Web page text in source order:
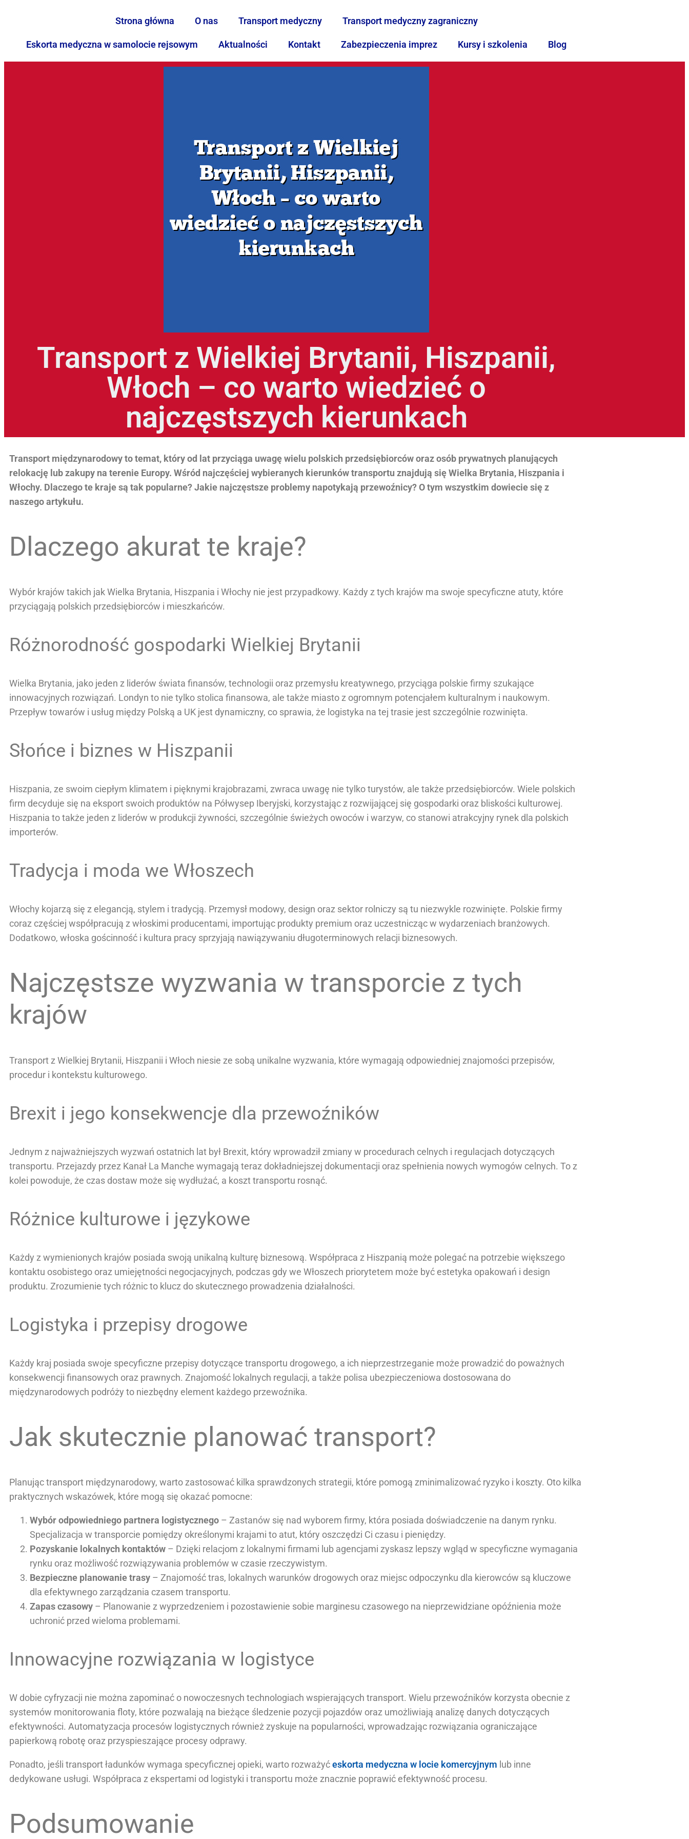
Strona główna O nas Transport medyczny Transport medyczny zagraniczny
Eskorta medyczna w samolocie rejsowym Aktualności Kontakt Zabezpieczenia imprez Kursy i szkolenia Blog
Transport z Wielkiej Brytanii, Hiszpanii,
Włoch – co warto wiedzieć o
najczęstszych kierunkach
Transport międzynarodowy to temat, który od lat przyciąga uwagę wielu polskich przedsiębiorców oraz osób prywatnych planujących
relokację lub zakupy na terenie Europy. Wśród najczęściej wybieranych kierunków transportu znajdują się Wielka Brytania, Hiszpania i
Włochy. Dlaczego te kraje są tak popularne? Jakie najczęstsze problemy napotykają przewoźnicy? O tym wszystkim dowiecie się z
naszego artykułu.
Dlaczego akurat te kraje?
Wybór krajów takich jak Wielka Brytania, Hiszpania i Włochy nie jest przypadkowy. Każdy z tych krajów ma swoje specyficzne atuty, które
przyciągają polskich przedsiębiorców i mieszkańców.
Różnorodność gospodarki Wielkiej Brytanii
Wielka Brytania, jako jeden z liderów świata finansów, technologii oraz przemysłu kreatywnego, przyciąga polskie firmy szukające
innowacyjnych rozwiązań. Londyn to nie tylko stolica finansowa, ale także miasto z ogromnym potencjałem kulturalnym i naukowym.
Przepływ towarów i usług między Polską a UK jest dynamiczny, co sprawia, że logistyka na tej trasie jest szczególnie rozwinięta.
Słońce i biznes w Hiszpanii
Hiszpania, ze swoim ciepłym klimatem i pięknymi krajobrazami, zwraca uwagę nie tylko turystów, ale także przedsiębiorców. Wiele polskich
firm decyduje się na eksport swoich produktów na Półwysep Iberyjski, korzystając z rozwijającej się gospodarki oraz bliskości kulturowej.
Hiszpania to także jeden z liderów w produkcji żywności, szczególnie świeżych owoców i warzyw, co stanowi atrakcyjny rynek dla polskich
importerów.
Tradycja i moda we Włoszech
Włochy kojarzą się z elegancją, stylem i tradycją. Przemysł modowy, design oraz sektor rolniczy są tu niezwykle rozwinięte. Polskie firmy
coraz częściej współpracują z włoskimi producentami, importując produkty premium oraz uczestnicząc w wydarzeniach branżowych.
Dodatkowo, włoska gościnność i kultura pracy sprzyjają nawiązywaniu długoterminowych relacji biznesowych.
Najczęstsze wyzwania w transporcie z tych
krajów
Transport z Wielkiej Brytanii, Hiszpanii i Włoch niesie ze sobą unikalne wyzwania, które wymagają odpowiedniej znajomości przepisów,
procedur i kontekstu kulturowego.
Brexit i jego konsekwencje dla przewoźników
Jednym z najważniejszych wyzwań ostatnich lat był Brexit, który wprowadził zmiany w procedurach celnych i regulacjach dotyczących
transportu. Przejazdy przez Kanał La Manche wymagają teraz dokładniejszej dokumentacji oraz spełnienia nowych wymogów celnych. To z
kolei powoduje, że czas dostaw może się wydłużać, a koszt transportu rosnąć.
Różnice kulturowe i językowe
Każdy z wymienionych krajów posiada swoją unikalną kulturę biznesową. Współpraca z Hiszpanią może polegać na potrzebie większego
kontaktu osobistego oraz umiejętności negocjacyjnych, podczas gdy we Włoszech priorytetem może być estetyka opakowań i design
produktu. Zrozumienie tych różnic to klucz do skutecznego prowadzenia działalności.
Logistyka i przepisy drogowe
Każdy kraj posiada swoje specyficzne przepisy dotyczące transportu drogowego, a ich nieprzestrzeganie może prowadzić do poważnych
konsekwencji finansowych oraz prawnych. Znajomość lokalnych regulacji, a także polisa ubezpieczeniowa dostosowana do
międzynarodowych podróży to niezbędny element każdego przewoźnika.
Jak skutecznie planować transport?
Planując transport międzynarodowy, warto zastosować kilka sprawdzonych strategii, które pomogą zminimalizować ryzyko i koszty. Oto kilka
praktycznych wskazówek, które mogą się okazać pomocne:
Wybór odpowiedniego partnera logistycznego – Zastanów się nad wyborem firmy, która posiada doświadczenie na danym rynku.
Specjalizacja w transporcie pomiędzy określonymi krajami to atut, który oszczędzi Ci czasu i pieniędzy.
Pozyskanie lokalnych kontaktów – Dzięki relacjom z lokalnymi firmami lub agencjami zyskasz lepszy wgląd w specyficzne wymagania
rynku oraz możliwość rozwiązywania problemów w czasie rzeczywistym.
Bezpieczne planowanie trasy – Znajomość tras, lokalnych warunków drogowych oraz miejsc odpoczynku dla kierowców są kluczowe
dla efektywnego zarządzania czasem transportu.
Zapas czasowy – Planowanie z wyprzedzeniem i pozostawienie sobie marginesu czasowego na nieprzewidziane opóźnienia może
uchronić przed wieloma problemami.
Innowacyjne rozwiązania w logistyce
W dobie cyfryzacji nie można zapominać o nowoczesnych technologiach wspierających transport. Wielu przewoźników korzysta obecnie z
systemów monitorowania floty, które pozwalają na bieżące śledzenie pozycji pojazdów oraz umożliwiają analizę danych dotyczących
efektywności. Automatyzacja procesów logistycznych również zyskuje na popularności, wprowadzając rozwiązania ograniczające
papierkową robotę oraz przyspieszające procesy odprawy.
Ponadto, jeśli transport ładunków wymaga specyficznej opieki, warto rozważyćeskorta medyczna w locie komercyjnym lub inne
dedykowane usługi. Współpraca z ekspertami od logistyki i transportu może znacznie poprawić efektywność procesu.
Podsumowanie